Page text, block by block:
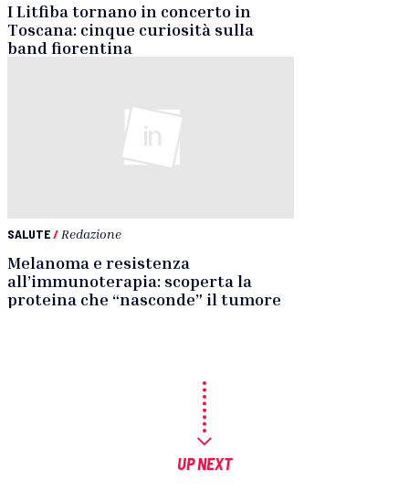
I Litfiba tornano in concerto in
Toscana: cinque curiosità sulla
band fiorentina
SALUTE/ Redazione
Melanoma e resistenza
all’immunoterapia: scoperta la
proteina che “nasconde” il tumore
UP NEXT